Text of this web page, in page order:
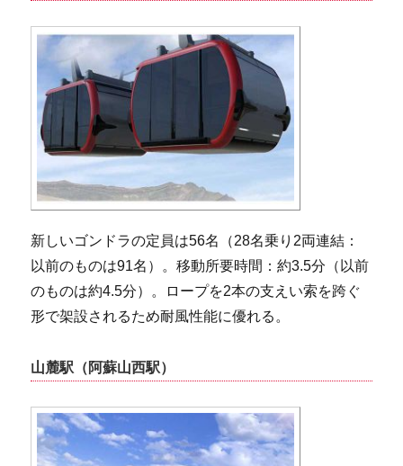
新しいゴンドラの定員は56名（28名乗り2両連結：
以前のものは91名）。移動所要時間：約3.5分（以前
のものは約4.5分）。ロープを2本の支えい索を跨ぐ
形で架設されるため耐風性能に優れる。
山麓駅（阿蘇山西駅）